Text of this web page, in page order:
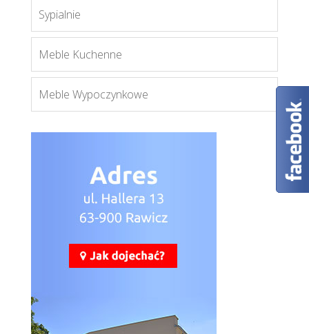
Sypialnie
Meble Kuchenne
Meble Wypoczynkowe